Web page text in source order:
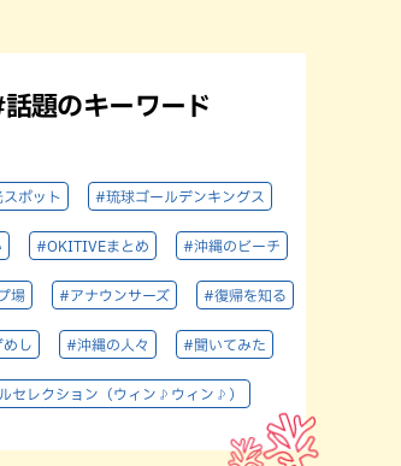
題のキーワード
ポット #琉球ゴールデンキングス
#OKITIVEまとめ #沖縄のビーチ
場 #アナウンサーズ #復帰を知る
し #沖縄の人々 #聞いてみた
セレクション（ウィン♪ウィン♪）